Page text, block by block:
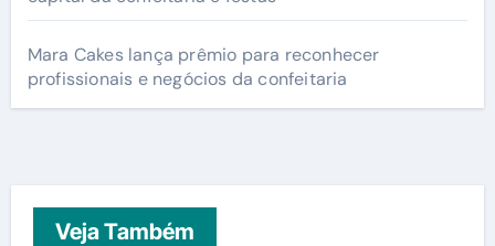
Mara Cakes lança prêmio para reconhecer
profissionais e negócios da confeitaria
Veja Também